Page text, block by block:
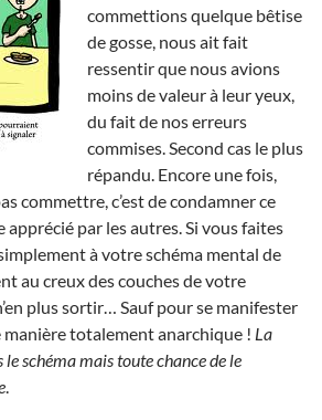
commettions quelque bêtise
de gosse, nous ait fait
ressentir que nous avions
moins de valeur à leur yeux,
du fait de nos erreurs
commises. Second cas le plus
répandu. Encore une fois,
commettre, c’est de condamner ce
par les autres. Si vous faites
à votre schéma mental de
au creux des couches de votre
plus sortir… Sauf pour se manifester
manière totalement anarchique ! La
schéma mais toute chance de le